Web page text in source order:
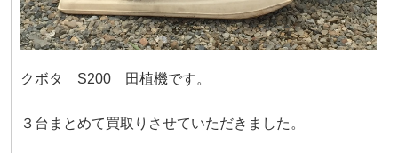
クボタ S200 田植機です。
３台まとめて買取りさせていただきました。